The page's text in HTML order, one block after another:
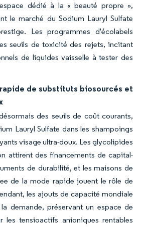
dédié à la « beauté propre »,
le marché du Sodium Lauryl Sulfate
Les programmes d'écolabels
seuils de toxicité des rejets, incitant
de liquides vaisselle à tester des
de substituts biosourcés et
des seuils de coût courants,
Lauryl Sulfate dans les shampoings
visage ultra-doux. Les glycolipides
attirent des financements de capital-
de durabilité, et les maisons de
de la mode rapide jouent le rôle de
les ajouts de capacité mondiale
demande, préservant un espace de
les tensioactifs anioniques rentables